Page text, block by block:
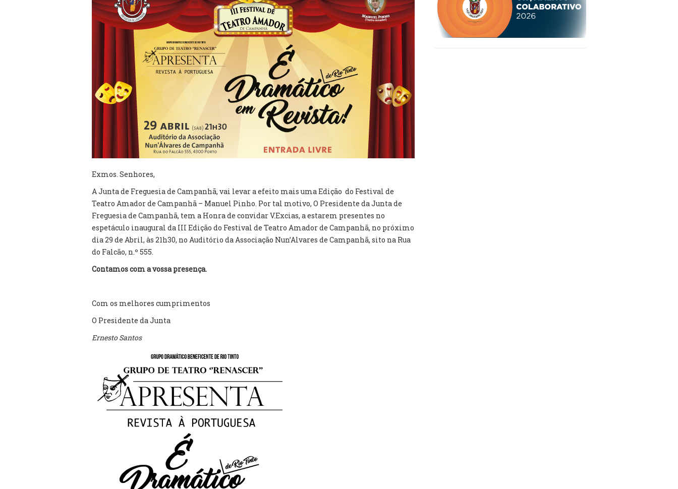
Exmos. Senhores,
A Junta de Freguesia de Campanhã, vai levar a efeito mais uma Edição do Festival de
Teatro Amador de Campanhã – Manuel Pinho. Por tal motivo, O Presidente da Junta de
Freguesia de Campanhã, tem a Honra de convidar V.Excias, a estarem presentes no
espetáculo inaugural da III Edição do Festival de Teatro Amador de Campanhã, no próximo
dia 29 de Abril, às 21h30, no Auditório da Associação Nun’Alvares de Campanhã, sito na Rua
do Falcão, n.º 555.
Contamos com a vossa presença.
Com os melhores cumprimentos
O Presidente da Junta
Ernesto Santos